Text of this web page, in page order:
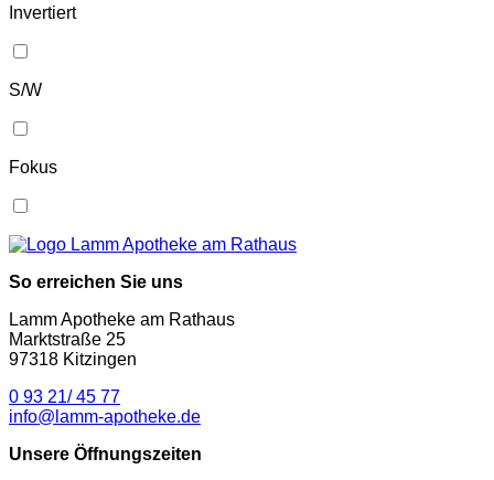
Invertiert
S/W
Fokus
So erreichen Sie uns
Lamm Apotheke am Rathaus
Marktstraße 25
97318 Kitzingen
0 93 21/ 45 77
info@lamm-apotheke.de
Unsere Öffnungszeiten